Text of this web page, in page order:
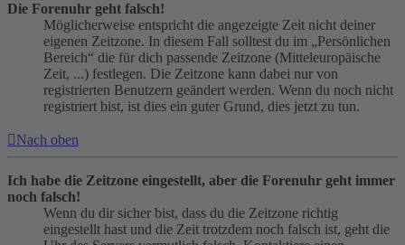
Die Forenuhr geht falsch!
Möglicherweise entspricht die angezeigte Zeit nicht deiner
eigenen Zeitzone. In diesem Fall solltest du im „Persönlichen
Bereich“ die für dich passende Zeitzone (Mitteleuropäische
Zeit, ...) festlegen. Die Zeitzone kann dabei nur von
registrierten Benutzern geändert werden. Wenn du noch nicht
registriert bist, ist dies ein guter Grund, dies jetzt zu tun.
Nach oben
Ich habe die Zeitzone eingestellt, aber die Forenuhr geht immer
noch falsch!
Wenn du dir sicher bist, dass du die Zeitzone richtig
eingestellt hast und die Zeit trotzdem noch falsch ist, geht die